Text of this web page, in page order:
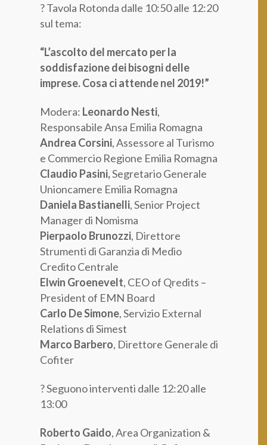
? Tavola Rotonda dalle 10:50 alle 12:20
sul tema:
“L’ascolto del mercato per la
soddisfazione dei bisogni delle
imprese. Cosa ci attende nel 2019!”
Modera: Leonardo Nesti,
Responsabile Ansa Emilia Romagna
Andrea Corsini, Assessore al Turismo
e Commercio Regione Emilia Romagna
Claudio Pasini,Segretario Generale
Unioncamere Emilia Romagna
Daniela Bastianelli, Senior Project
Manager di Nomisma
Pierpaolo Brunozzi, Direttore
Strumenti di Garanzia di Medio
Credito Centrale
Elwin Groenevelt, CEO of Qredits –
President of EMN Board
Carlo De Simone, Servizio External
Relations di Simest
Marco Barbero, Direttore Generale di
Cofiter
? Seguono interventi dalle 12:20 alle
13:00
Roberto Gaido, Area Organization &